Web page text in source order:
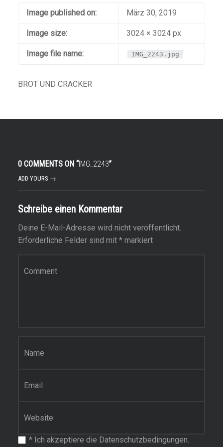
Image published on: März 30, 2019
Image size: 3024 × 3024 px
Image file name: IMG_2243.jpg
BROT UND CRACKER
0 COMMENTS ON “IMG_2243”
ADD YOURS →
Schreibe einen Kommentar
Deine E-Mail-Adresse wird nicht veröffentlicht.
Erforderliche Felder sind mit *markiert
*Ich akzeptiere die Datenschutzbedingungen.